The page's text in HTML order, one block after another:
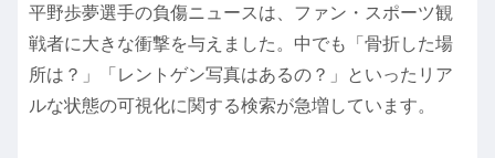
平野歩夢選手の負傷ニュースは、ファン・スポーツ観
戦者に大きな衝撃を与えました。中でも「骨折した場
所は？」「レントゲン写真はあるの？」といったリア
ルな状態の可視化に関する検索が急増しています。